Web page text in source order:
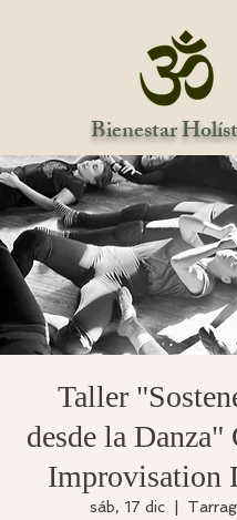
Bienestar
Taller
desde la Danza"
Improvisation
sáb, 17 dic